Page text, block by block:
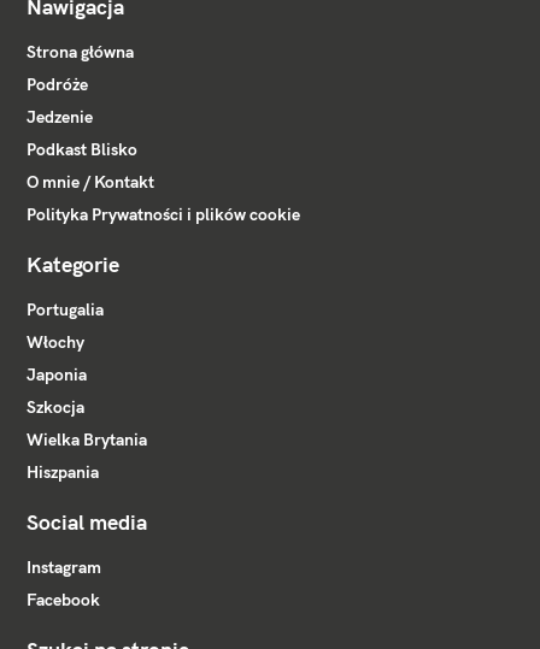
Nawigacja
Strona główna
Podróże
Jedzenie
Podkast Blisko
O mnie / Kontakt
Polityka Prywatności i plików cookie
Kategorie
Portugalia
Włochy
Japonia
Szkocja
Wielka Brytania
Hiszpania
Social media
Instagram
Facebook